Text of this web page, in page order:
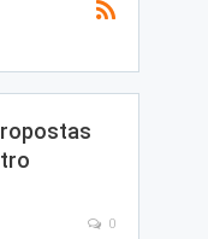
0